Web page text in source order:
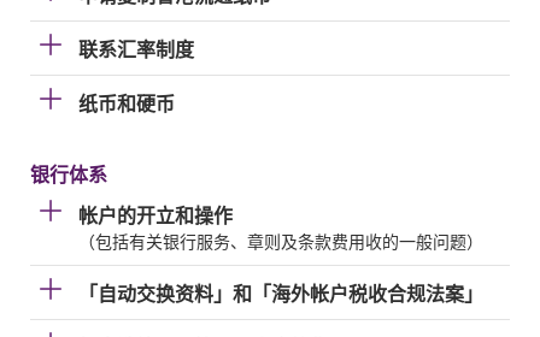
联系汇率制度
纸币和硬币
银行体系
帐户的开立和操作
（包括有关银行服务、章则及条款费用收的一般问题）
「自动交换资料」和「海外帐户税收合规法案」